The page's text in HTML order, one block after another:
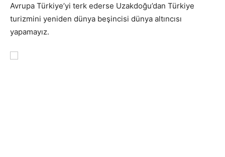
Avrupa Türkiye’yi terk ederse Uzakdoğu’dan Türkiye
turizmini yeniden dünya beşincisi dünya altıncısı
yapamayız.